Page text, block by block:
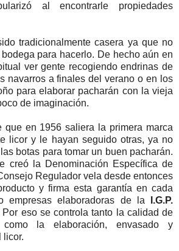
al encontrarle propiedades
tradicionalmente casera ya que no
para hacerlo. De hecho aún en
ver gente recogiendo endrinas de
navarros a finales del verano o en los
para elaborar pacharán con la vieja
de imaginación.
que en 1956 saliera la primera marca
licor y le hayan seguido otras, ya no
botas para tomar un buen pacharán.
creó la Denominación Específica de
Regulador vela desde entonces
y firma esta garantía en cada
empresas elaboradoras de la
I.G.P.
Por eso se controla tanto la calidad de
la elaboración, envasado y
licor.